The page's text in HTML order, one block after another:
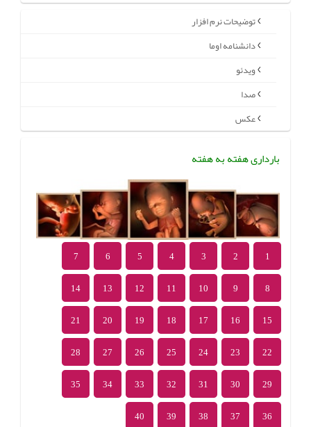
توضیحات نرم افزار
دانشنامه اوما
ویدئو
صدا
عکس
بارداری هفته به هفته
1
2
3
4
5
6
7
8
9
10
11
12
13
14
15
16
17
18
19
20
21
22
23
24
25
26
27
28
29
30
31
32
33
34
35
36
37
38
39
40